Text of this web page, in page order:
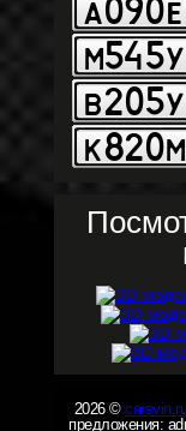
2026 © carsvin.ru
предложения: